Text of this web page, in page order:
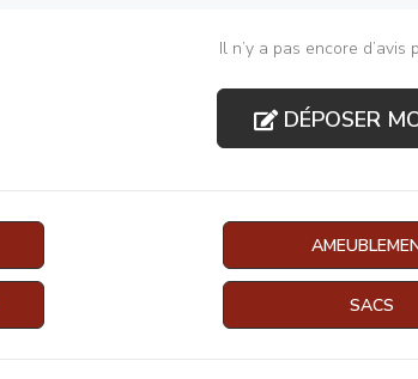
Il n’y a pas encore d’avis
DÉPOSER
SACS